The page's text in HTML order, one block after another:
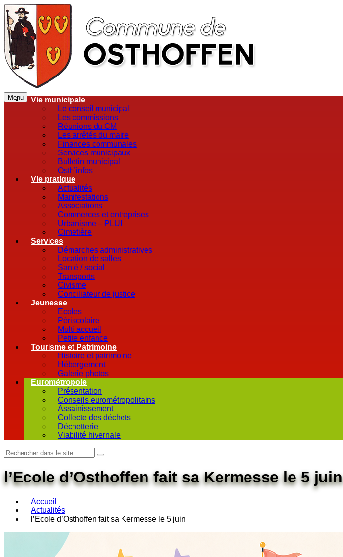
Menu
Vie municipale
Le conseil municipal
Les commissions
Réunions du CM
Les arrêtés du maire
Finances communales
Services municipaux
Bulletin municipal
Osth’infos
Vie pratique
Actualités
Manifestations
Associations
Commerces et entreprises
Urbanisme – PLUI
Cimetière
Services
Démarches administratives
Location de salles
Santé / social
Transports
Civisme
Conciliateur de justice
Jeunesse
Ecoles
Périscolaire
Multi accueil
Petite enfance
Tourisme et Patrimoine
Histoire et patrimoine
Hébergement
Galerie photos
Eurométropole
Présentation
Conseils eurométropolitains
Assainissement
Collecte des déchets
Déchetterie
Viabilité hivernale
l’Ecole d’Osthoffen fait sa Kermesse le 5 juin
Accueil
Actualités
l’Ecole d’Osthoffen fait sa Kermesse le 5 juin